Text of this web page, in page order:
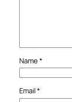
Name *
Email*